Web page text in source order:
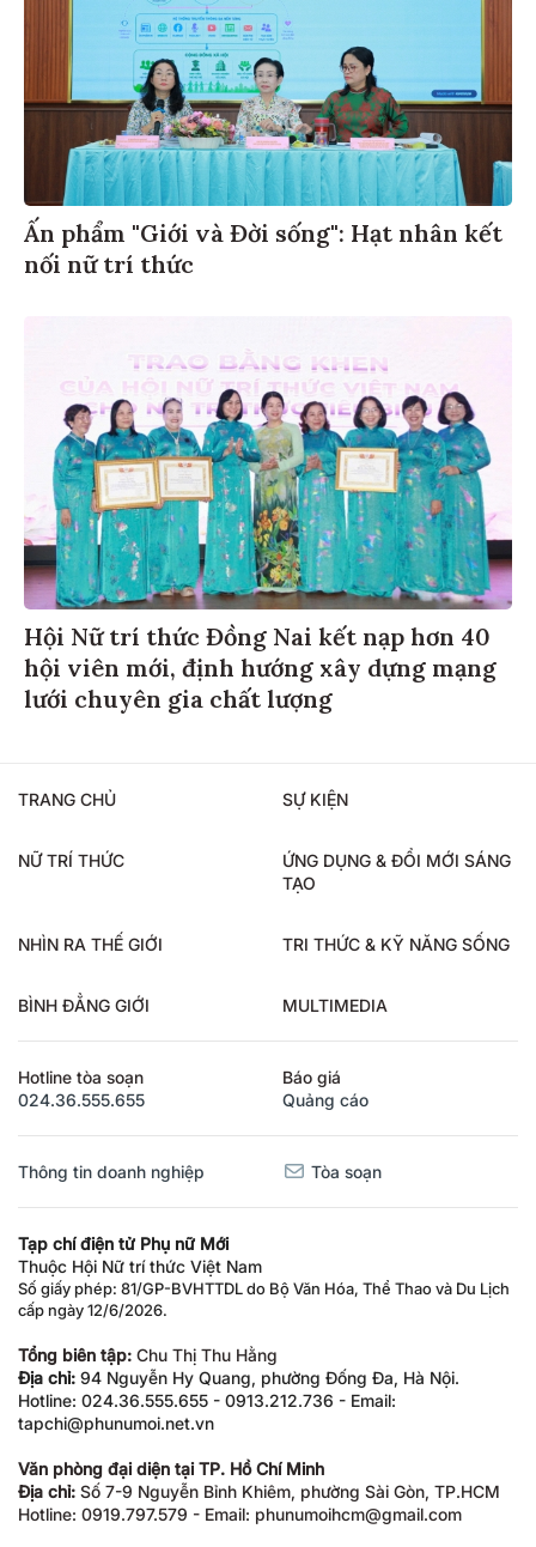
Ấn phẩm "Giới và Đời sống": Hạt nhân kết
nối nữ trí thức
Hội Nữ trí thức Đồng Nai kết nạp hơn 40
hội viên mới, định hướng xây dựng mạng
lưới chuyên gia chất lượng
TRANG CHỦ SỰ KIỆN
NỮ TRÍ THỨC
ỨNG DỤNG & ĐỔI MỚI SÁNG
TẠO
NHÌN RA THẾ GIỚI TRI THỨC & KỸ NĂNG SỐNG
BÌNH ĐẲNG GIỚI MULTIMEDIA
Hotline tòa soạn
024.36.555.655
Báo giá
Quảng cáo
Thông tin doanh nghiệp Tòa soạn
Tạp chí điện tử Phụ nữ Mới
Thuộc Hội Nữ trí thức Việt Nam
Số giấy phép: 81/GP-BVHTTDL do Bộ Văn Hóa, Thể Thao và Du Lịch
cấp ngày 12/6/2026.
Tổng biên tập: Chu Thị Thu Hằng
Địa chỉ: 94 Nguyễn Hy Quang, phường Đống Đa, Hà Nội.
Hotline: 024.36.555.655 - 0913.212.736 - Email:
tapchi@phunumoi.net.vn
Văn phòng đại diện tại TP. Hồ Chí Minh
Địa chỉ: Số 7-9 Nguyễn Bỉnh Khiêm, phường Sài Gòn, TP.HCM
Hotline: 0919.797.579 - Email: phunumoihcm@gmail.com